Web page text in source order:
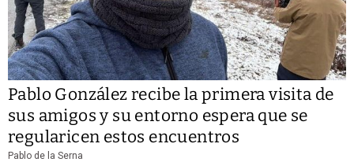
Pablo González recibe la primera visita de
sus amigos y su entorno espera que se
regularicen estos encuentros
Pablo de la Serna